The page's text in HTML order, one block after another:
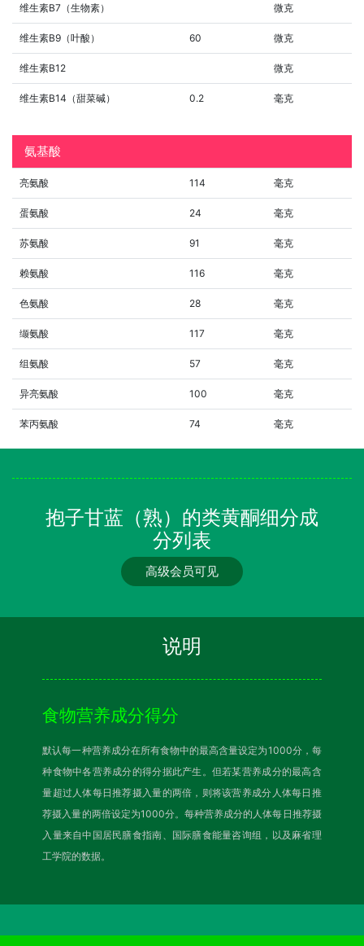
维生素B7（生物素） 微克
维生素B9（叶酸） 60 微克
维生素B12 微克
维生素B14（甜菜碱） 0.2 毫克
氨基酸
亮氨酸 114 毫克
蛋氨酸 24 毫克
苏氨酸 91 毫克
赖氨酸 116 毫克
色氨酸 28 毫克
缬氨酸 117 毫克
组氨酸 57 毫克
异亮氨酸 100 毫克
苯丙氨酸 74 毫克
抱子甘蓝（熟）的类黄酮细分成
分列表
高级会员可见
说明
食物营养成分得分
默认每一种营养成分在所有食物中的最高含量设定为1000分，每
种食物中各营养成分的得分据此产生。但若某营养成分的最高含
量超过人体每日推荐摄入量的两倍，则将该营养成分人体每日推
荐摄入量的两倍设定为1000分。每种营养成分的人体每日推荐摄
入量来自中国居民膳食指南、国际膳食能量咨询组，以及麻省理
工学院的数据。